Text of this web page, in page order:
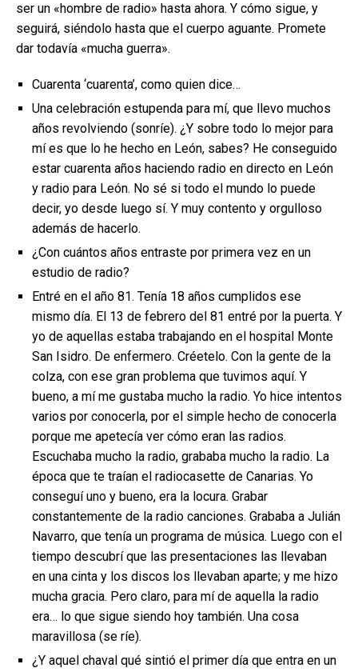
ser un «hombre de radio» hasta ahora. Y cómo sigue, y
seguirá, siéndolo hasta que el cuerpo aguante. Promete
dar todavía «mucha guerra».
Cuarenta ‘cuarenta’, como quien dice…
Una celebración estupenda para mí, que llevo muchos
años revolviendo (sonríe). ¿Y sobre todo lo mejor para
mí es que lo he hecho en León, sabes? He conseguido
estar cuarenta años haciendo radio en directo en León
y radio para León. No sé si todo el mundo lo puede
decir, yo desde luego sí. Y muy contento y orgulloso
además de hacerlo.
¿Con cuántos años entraste por primera vez en un
estudio de radio?
Entré en el año 81. Tenía 18 años cumplidos ese
mismo día. El 13 de febrero del 81 entré por la puerta. Y
yo de aquellas estaba trabajando en el hospital Monte
San Isidro. De enfermero. Créetelo. Con la gente de la
colza, con ese gran problema que tuvimos aquí. Y
bueno, a mí me gustaba mucho la radio. Yo hice intentos
varios por conocerla, por el simple hecho de conocerla
porque me apetecía ver cómo eran las radios.
Escuchaba mucho la radio, grababa mucho la radio. La
época que te traían el radiocasette de Canarias. Yo
conseguí uno y bueno, era la locura. Grabar
constantemente de la radio canciones. Grababa a Julián
Navarro, que tenía un programa de música. Luego con el
tiempo descubrí que las presentaciones las llevaban
en una cinta y los discos los llevaban aparte; y me hizo
mucha gracia. Pero claro, para mí de aquella la radio
era… lo que sigue siendo hoy también. Una cosa
maravillosa (se ríe).
¿Y aquel chaval qué sintió el primer día que entra en un